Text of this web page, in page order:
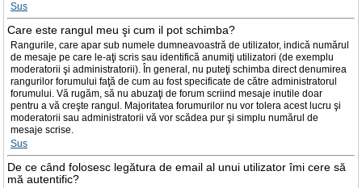
Sus
Care este rangul meu şi cum il pot schimba?
Rangurile, care apar sub numele dumneavoastră de utilizator, indică numărul
de mesaje pe care le-aţi scris sau identifică anumiţi utilizatori (de exemplu
moderatorii şi administratorii). În general, nu puteţi schimba direct denumirea
rangurilor forumului faţă de cum au fost specificate de către administratorul
forumului. Vă rugăm, să nu abuzaţi de forum scriind mesaje inutile doar
pentru a vă creşte rangul. Majoritatea forumurilor nu vor tolera acest lucru şi
moderatorii sau administratorii vă vor scădea pur şi simplu numărul de
mesaje scrise.
Sus
De ce când folosesc legătura de email al unui utilizator îmi cere să
mă autentific?